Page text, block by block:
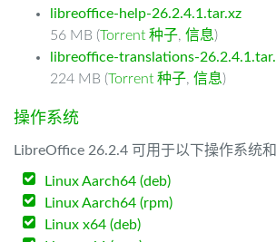
libreoffice-help-26.2.4.1.tar.xz
56 MB (Torrent 种子, 信息)
libreoffice-translations-
224 MB (Torrent 种子, 信息)
操作系统
LibreOffice 26.2.4 可用于以下操作系统
Linux Aarch64 (deb)
Linux Aarch64 (rpm)
Linux x64 (deb)